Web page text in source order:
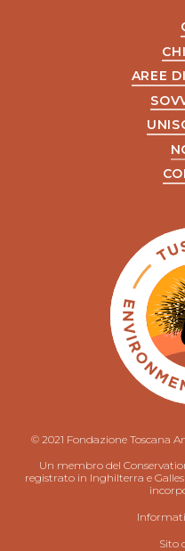
AREE
© 2021 Fondazione Toscana
Un membro del
registrato in Inghilterra e
Sito